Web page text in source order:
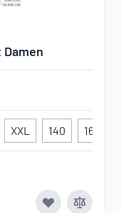
XXL 140 160